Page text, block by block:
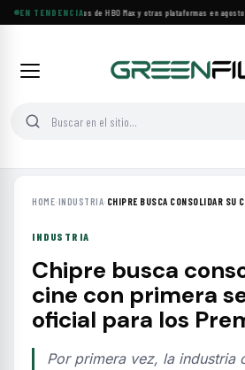
EN TENDENCIA
Principales estrenos de HBO Max y otras plataformas en agosto
HOME›INDUSTRIA› CHIPRE BUSCA CONSOLIDAR SU
INDUSTRIA
Chipre busca
cine con primera
oficial para los
Por primera vez, la industria